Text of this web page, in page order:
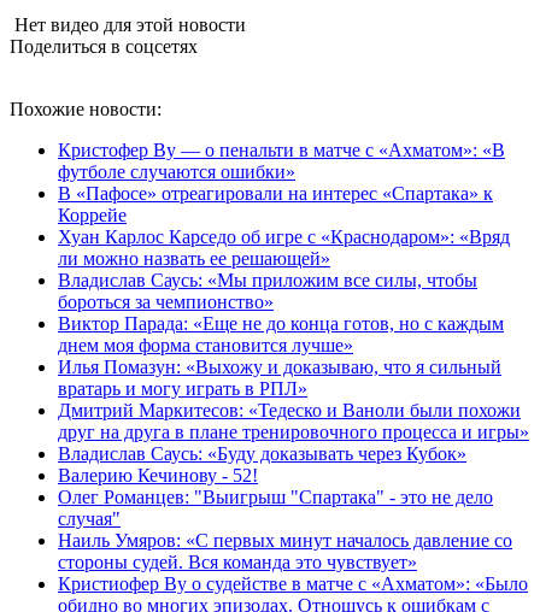
Нет видео для этой новости
Поделиться в соцсетях
Похожие новости:
Кристофер Ву — о пенальти в матче с «Ахматом»: «В
футболе случаются ошибки»
В «Пафосе» отреагировали на интерес «Спартака» к
Коррейе
Хуан Карлос Карседо об игре с «Краснодаром»: «Вряд
ли можно назвать ее решающей»
Владислав Саусь: «Мы приложим все силы, чтобы
бороться за чемпионство»
Виктор Парада: «Еще не до конца готов, но с каждым
днем моя форма становится лучше»
Илья Помазун: «Выхожу и доказываю, что я сильный
вратарь и могу играть в РПЛ»
Дмитрий Маркитесов: «Тедеско и Ваноли были похожи
друг на друга в плане тренировочного процесса и игры»
Владислав Саусь: «Буду доказывать через Кубок»
Валерию Кечинову - 52!
Олег Романцев: "Выигрыш "Спартака" - это не дело
случая"
Наиль Умяров: «С первых минут началось давление со
стороны судей. Вся команда это чувствует»
Кристиофер Ву о судействе в матче с «Ахматом»: «Было
обидно во многих эпизодах. Отношусь к ошибкам с